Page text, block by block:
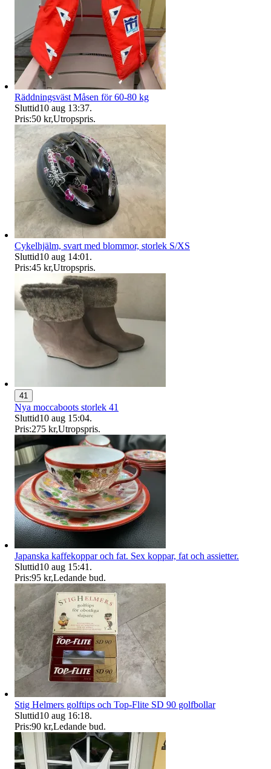
Räddningsväst Måsen för 60-80 kg
Sluttid10 aug 13:37.
Pris:50 kr,Utropspris.
Cykelhjälm, svart med blommor, storlek S/XS
Sluttid10 aug 14:01 .
Pris:45 kr,Utropspris.
41
Nya moccaboots storlek 41
Sluttid10 aug 15:04.
Pris:275 kr,Utropspris.
Japanska kaffekoppar och fat. Sex koppar, fat och assietter.
Sluttid10 aug 15:41 .
Pris:95 kr,Ledande bud.
Stig Helmers golftips och Top-Flite SD 90 golfbollar
Sluttid10 aug 16:18.
Pris:90 kr,Ledande bud.